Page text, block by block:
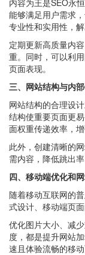
内容为王是SEO永
能够满足用户需求
专业性和实用性，
定期更新高质量内
重。同时，可以利
页面表现。
三、网站结构与内
网站结构的合理设
结构使重要页面更
面权重传递效率，
此外，创建清晰的
需内容，降低跳出
四、移动端优化和
随着移动互联网的
式设计、移动端页
优化图片大小、减
度，都是提升网站
速且体验流畅的移动